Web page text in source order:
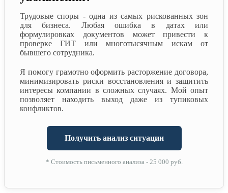
Трудовые споры - одна из самых рискованных зон
для бизнеса. Любая ошибка в датах или
формулировках документов может привести к
проверке ГИТ или многотысячным искам от
бывшего сотрудника.
Я помогу грамотно оформить расторжение договора,
минимизировать риски восстановления и защитить
интересы компании в сложных случаях. Мой опыт
позволяет находить выход даже из тупиковых
конфликтов.
Получить анализ ситуации
* Стоимость письменного анализа - 25 000 руб.